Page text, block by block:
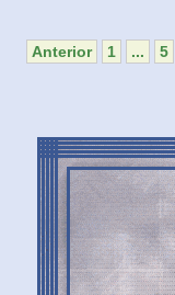
Anterior 1 ... 5